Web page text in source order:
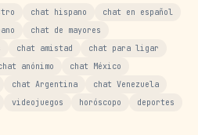
chat hispano
chat en español
chat de mayores
chat amistad
chat para ligar
anónimo
chat México
chat Argentina
chat Venezuela
videojuegos horóscopo
deportes